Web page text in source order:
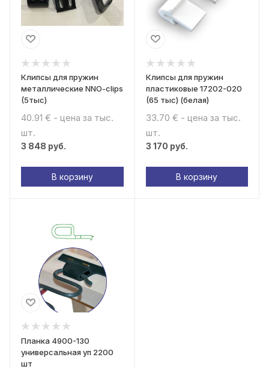
Клипсы для пружин
металлические NNO-clips
(5тыс)
40.91 € - цена за тыс.
шт.
3 848 руб.
В корзину
Клипсы для пружин
пластиковые 17202-020
(65 тыс) (белая)
33.70 € - цена за тыс.
шт.
3 170 руб.
В корзину
Планка 4900-130
универсальная уп 2200
шт